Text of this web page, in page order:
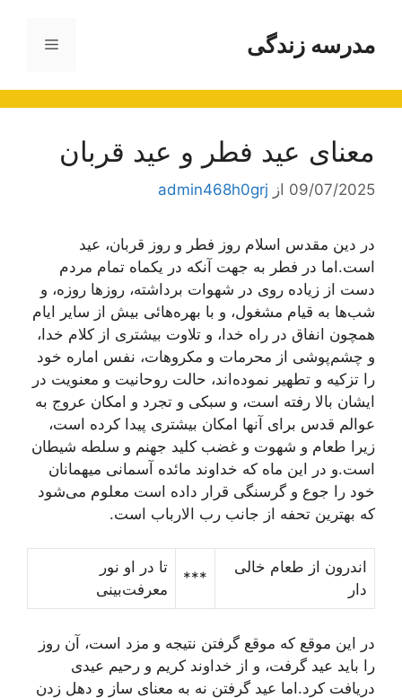
محتوامدرسه زندگی فهرست
معنای‌ عيد فطر و عيد قربان
09/07/2025 از admin468h0grj
در دين مقدس اسلام روز فطر و روز قربان، عيد
است.اما در فطر به جهت‌ آنکه در يکماه تمام مردم
دست از زياده‌ روى در شهوات برداشته، روزها روزه، و
شب‌ها به قيام مشغول، و با بهره‌هائى بيش از ساير ايام
همچون انفاق در راه خدا، و تلاوت بيشترى از کلام خدا،
و چشم‌پوشى از محرمات و مکروهات، نفس اماره خود
را تزکيه و تطهير نموده‌اند، حالت روحانيت و معنويت در
ايشان بالا رفته است، و سبکى و تجرد و امکان عروج به
عوالم قدس براى آنها امکان بيشترى پيدا کرده است،
زيرا طعام و شهوت و غضب کليد جهنم و سلطه شيطان
است.و در اين ماه که خداوند مائده آسمانى ميهمانان
خود را جوع و گرسنگى قرار داده است معلوم مى‌شود
که بهترين تحفه از جانب رب الارباب است.
اندرون از طعام خالى
دار
***
تا در او نور
معرفت‌بينى
در اين موقع که موقع گرفتن نتيجه و مزد است، آن روز
را بايد عيد گرفت، و از خداوند کريم و رحيم عيدى
دريافت کرد.اما عيد گرفتن نه به معناى ساز و دهل زدن